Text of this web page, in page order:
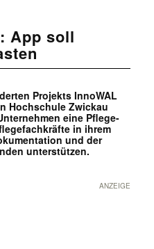
App soll
Projekts InnoWAL
Hochschule Zwickau
eine Pflege-
in ihrem
und der
unterstützen.
ANZEIGE